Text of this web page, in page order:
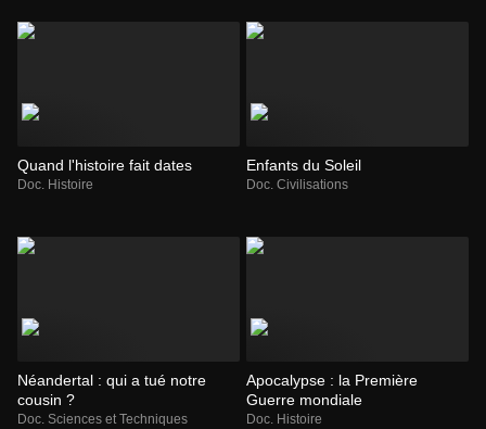
Quand l'histoire fait dates
Doc. Histoire
Enfants du Soleil
Doc. Civilisations
Néandertal : qui a tué notre
cousin ?
Doc. Sciences et Techniques
Apocalypse : la Première
Guerre mondiale
Doc. Histoire